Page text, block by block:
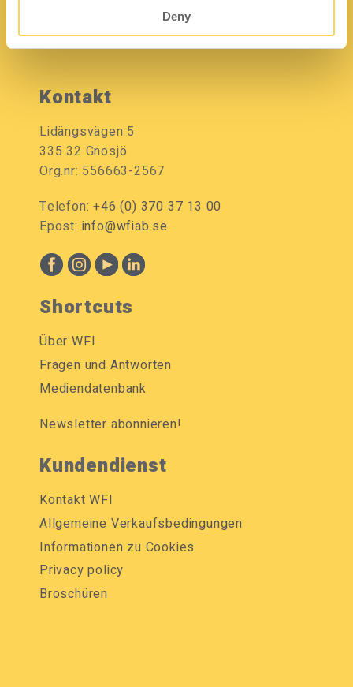
Deny
Kontakt
Lidängsvägen 5
335 32 Gnosjö
Org.nr: 556663-2567
Telefon:+46 (0) 370 37 13 00
Epost: info@wfiab.se
Shortcuts
Über WFI
Fragen und Antworten
Mediendatenbank
Newsletter abonnieren!
Kundendienst
Kontakt WFI
Allgemeine Verkaufsbedingungen
Informationen zu Cookies
Privacy policy
Broschüren